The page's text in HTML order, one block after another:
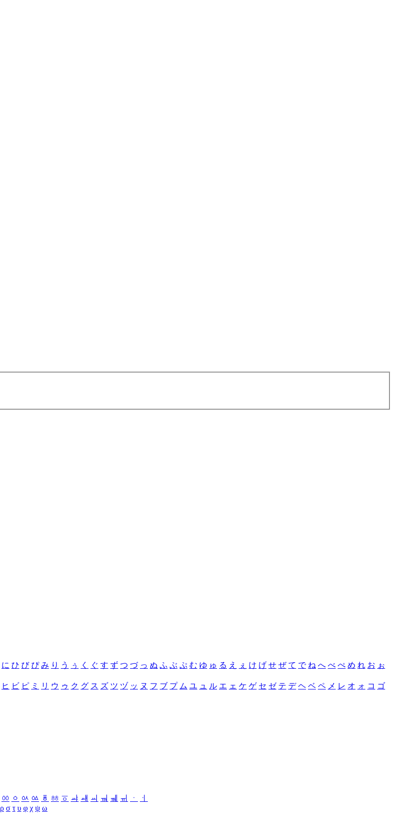
に ひ び ぴ み り う ぅ く ぐ す ず つ づ っ ぬ ふ ぶ ぷ む ゆ ゅ る え ぇ け げ せ ぜ て で ね へ べ ぺ め れ お ぉ
ヒ ビ ピ ミ リ ウ ゥ ク グ ス ズ ツ ヅ ッ ヌ フ ブ プ ム ユ ュ ル エ ェ ケ ゲ セ ゼ テ デ ヘ ベ ペ メ レ オ ォ コ ゴ
ㆀ ㆁ ㆂ ㆃ ㆄ ㆅ ㆆ ㆇ ㆈ ㆉ ㆊ ㆋ ㆌ ㆍ
ㆎ
ρ σ τ υ φ χ ψ ω